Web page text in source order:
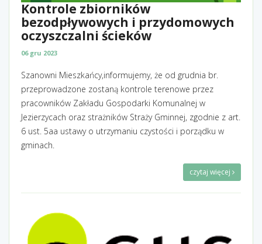
Kontrole zbiorników
bezodpływowych i przydomowych
oczyszczalni ścieków
06 gru 2023
Szanowni Mieszkańcy,informujemy, że od grudnia br.
przeprowadzone zostaną kontrole terenowe przez
pracowników Zakładu Gospodarki Komunalnej w
Jezierzycach oraz strażników Straży Gminnej, zgodnie z art.
6 ust. 5aa ustawy o utrzymaniu czystości i porządku w
gminach.
czytaj więcej